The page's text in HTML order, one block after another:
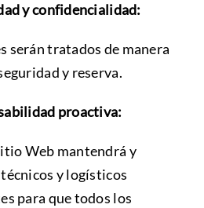
y confidencialidad:
serán tratados de manera
y reserva.
proactiva:
Web mantendrá y
y logísticos
para que todos los